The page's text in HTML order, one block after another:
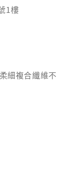
1樓
細複合纖維不